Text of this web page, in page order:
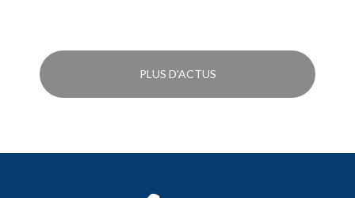
PLUS D'ACTUS